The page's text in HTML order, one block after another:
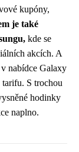
kupóny,
je také
kde se
akcích. A
nabídce Galaxy
S trochou
hodinky
naplno.